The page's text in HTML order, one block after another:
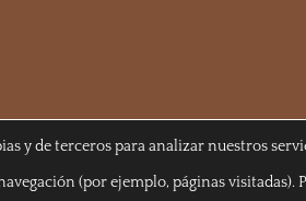
y de terceros para analizar nuestros
(por ejemplo, páginas